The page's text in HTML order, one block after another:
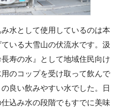
水として使用しているのは本
いる大雪山の伏流水です。汲
寿の水』として地域住民向け
のコップを受け取って飲んで
良い飲みやすい水でした。日
込み水の段階でもすでに美味